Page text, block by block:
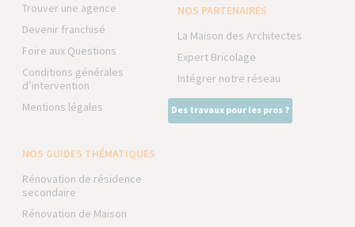
Trouver une agence
Devenir franchisé
Foire aux Questions
Conditions générales
d’intervention
Mentions légales
NOS PARTENAIRES
La Maison des Architectes
Expert Bricolage
Intégrer notre réseau
Des travaux pour les pros ?
NOS GUIDES THÉMATIQUES
Rénovation de résidence
secondaire
Rénovation de Maison